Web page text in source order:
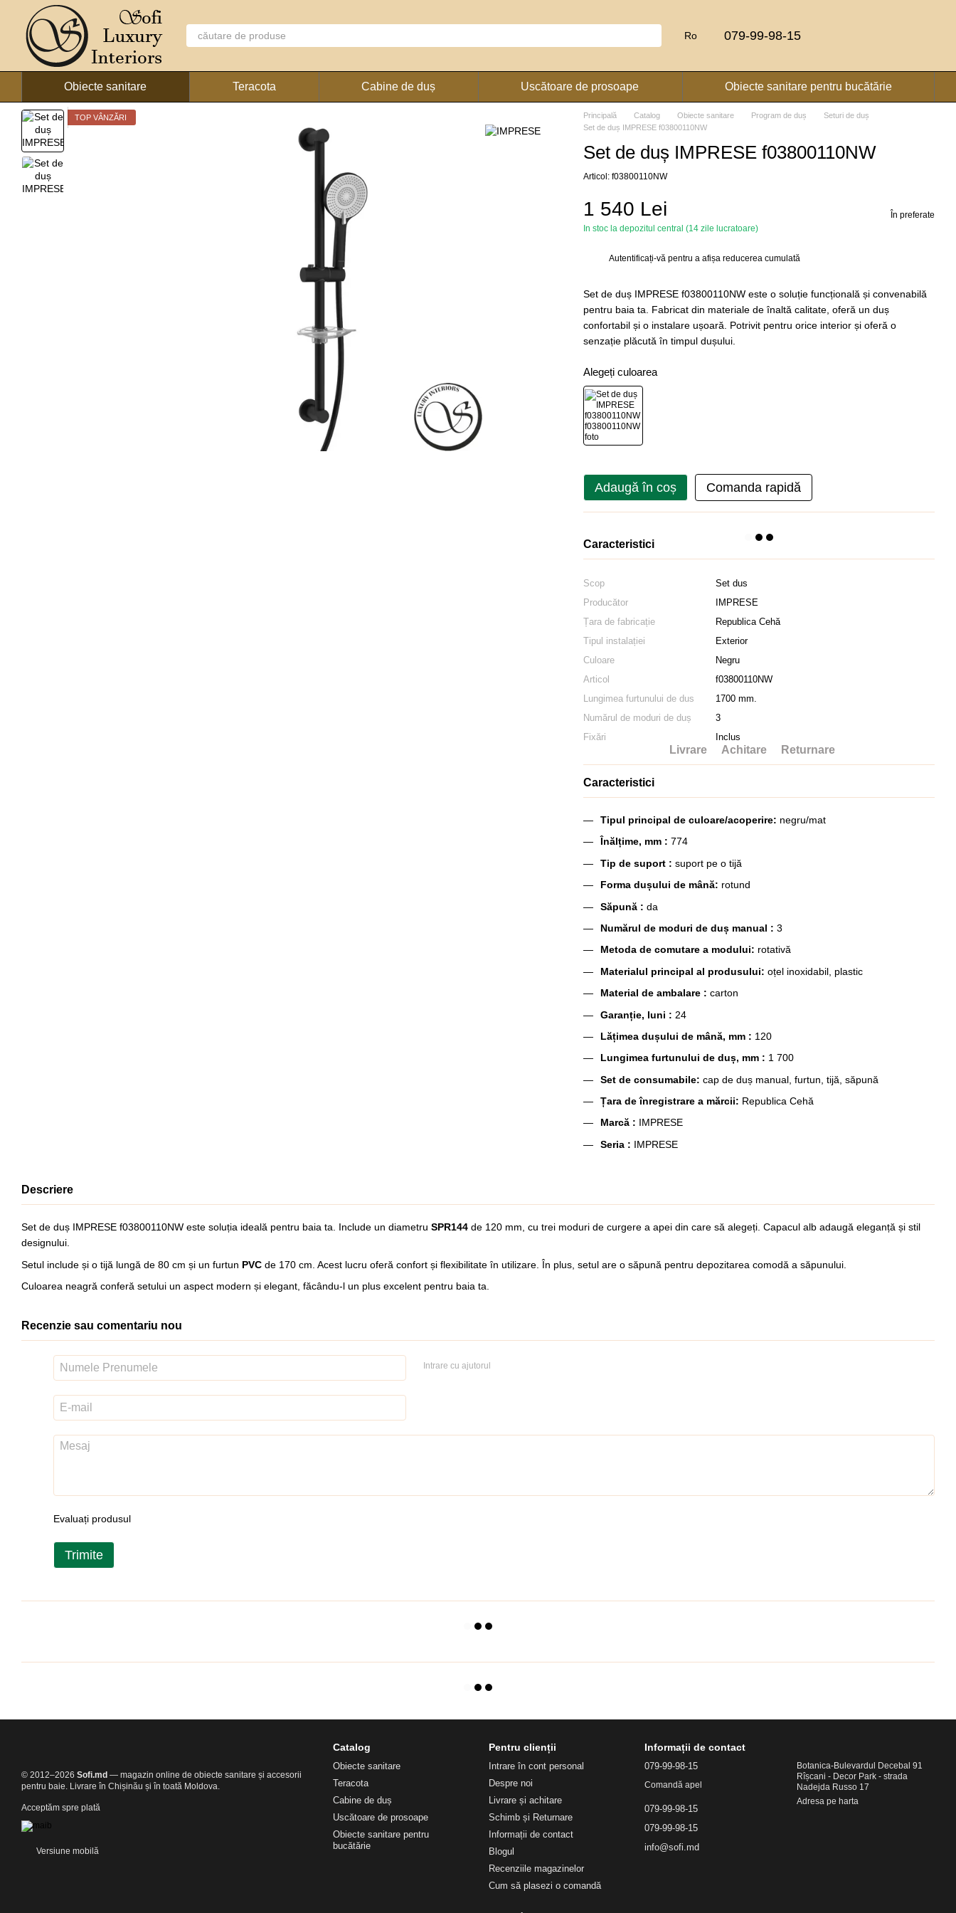
Mergi la conținutul principal
Ro 079-99-98-15
Obiecte sanitare Teracota Cabine de duș Uscătoare de prosoape Obiecte sanitare pentru bucătărie
TOP VÂNZĂRI Principală Catalog Obiecte sanitare Program de duș
Seturi de duș
Set de duș IMPRESE f03800110NW
Set de duș IMPRESE f03800110NW
Articol: f03800110NW
1 540 Lei
In stoc la depozitul central (14 zile lucratoare)
În preferate
Autentificați-văpentru a afișa reducerea cumulată
Set de duș IMPRESE f03800110NW este o soluție funcțională și convenabilă
pentru baia ta. Fabricat din materiale de înaltă calitate, oferă un duș
confortabil și o instalare ușoară. Potrivit pentru orice interior și oferă o
senzație plăcută în timpul dușului.
Alegeți culoarea
Adaugă în coș Comanda rapidă
Caracteristici
Scop
Set dus
Producător
IMPRESE
Țara de fabricație
Republica Cehă
Tipul instalației
Exterior
Culoare
Negru
Articol
f03800110NW
Lungimea furtunului de dus
1700 mm.
Numărul de moduri de duș
3
Fixări
Inclus
Livrare Achitare Returnare
Caracteristici
Tipul principal de culoare/acoperire: negru/mat
Înălțime, mm :774
Tip de suport :suport pe o tijă
Forma dușului de mână: rotund
Săpună :da
Numărul de moduri de duș manual :3
Metoda de comutare a modului: rotativă
Materialul principal al produsului:oțel inoxidabil, plastic
Material de ambalare :carton
Garanție, luni : 24
Lățimea dușului de mână, mm : 120
Lungimea furtunului de duș, mm : 1 700
Set de consumabile:cap de duș manual, furtun, tijă, săpună
Țara de înregistrare a mărcii: Republica Cehă
Marcă : IMPRESE
Seria : IMPRESE
Descriere
Set de duș IMPRESE f03800110NW este soluția ideală pentru baia ta. Include un diametru SPR144 de 120 mm, cu trei moduri de curgere a apei din care să alegeți. Capacul alb adaugă eleganță și stil
designului.
Setul include și o tijă lungă de 80 cm și un furtun PVC de 170 cm. Acest lucru oferă confort și flexibilitate în utilizare. În plus, setul are o săpună pentru depozitarea comodă a săpunului.
Culoarea neagră conferă setului un aspect modern și elegant, făcându-l un plus excelent pentru baia ta.
Recenzie sau comentariu nou
Intrare cu ajutorul
Evaluați produsul
Trimite
© 2012–2026 Sofi.md — magazin online de obiecte sanitare și accesorii
pentru baie. Livrare în Chișinău și în toată Moldova.
Acceptăm spre plată
Versiune mobilă
Catalog
Obiecte sanitare
Teracota
Cabine de duș
Uscătoare de prosoape
Obiecte sanitare pentru
bucătărie
Pentru clienții
Intrare în cont personal
Despre noi
Livrare și achitare
Schimb și Returnare
Informații de contact
Blogul
Recenziile magazinelor
Cum să plasezi o comandă
Informații de contact
079-99-98-15
Comandă apel
079-99-98-15
079-99-98-15
info@sofi.md
Botanica-Bulevardul Decebal 91
Rîșcani - Decor Park - strada
Nadejda Russo 17
Adresa pe harta